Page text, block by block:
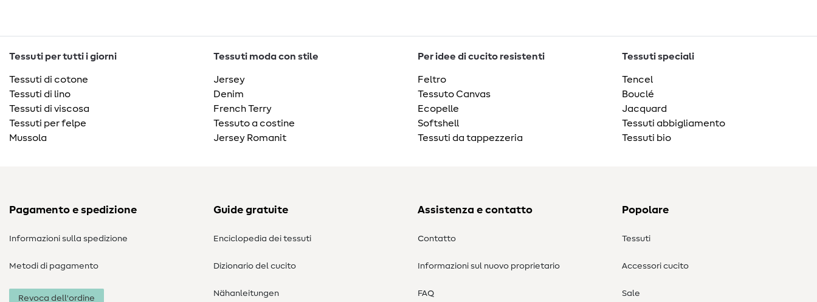
Tessuti per tutti i giorni
Tessuti di cotone
Tessuti di lino
Tessuti di viscosa
Tessuti per felpe
Mussola
Tessuti moda con stile
Jersey
Denim
French Terry
Tessuto a costine
Jersey Romanit
Per idee di cucito resistenti
Feltro
Tessuto Canvas
Ecopelle
Softshell
Tessuti da tappezzeria
Tessuti speciali
Tencel
Bouclé
Jacquard
Tessuti abbigliamento
Tessuti bio
Pagamento e spedizione
Informazioni sulla spedizione
Metodi di pagamento
Revoca dell'ordine
Guide gratuite
Enciclopedia dei tessuti
Dizionario del cucito
Nähanleitungen
Assistenza e contatto
Contatto
Informazioni sul nuovo proprietario
FAQ
Popolare
Tessuti
Accessori cucito
Sale